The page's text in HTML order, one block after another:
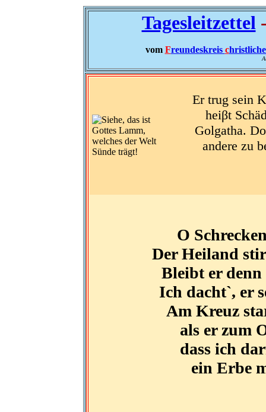
Tagesleitzettel
vom Freundeskreis c
Er trug sein
heiβt
Golgatha.
andere zu
O
Der Heiland
Bleibt er denn
Ich dacht`, er
Am Kreuz
als er zum
dass ich
ein Erbe